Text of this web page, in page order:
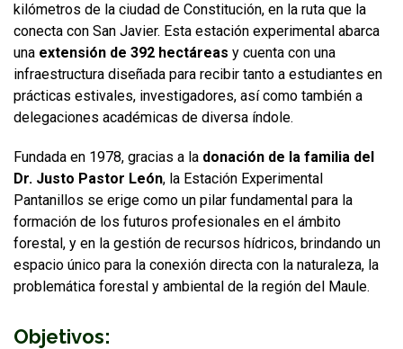
kilómetros de la ciudad de Constitución, en la ruta que la
conecta con San Javier. Esta estación experimental abarca
una extensión de 392 hectáreas y cuenta con una
infraestructura diseñada para recibir tanto a estudiantes en
prácticas estivales, investigadores, así como también a
delegaciones académicas de diversa índole.
Fundada en 1978, gracias a la donación de la familia del
Dr. Justo Pastor León, la Estación Experimental
Pantanillos se erige como un pilar fundamental para la
formación de los futuros profesionales en el ámbito
forestal, y en la gestión de recursos hídricos, brindando un
espacio único para la conexión directa con la naturaleza, la
problemática forestal y ambiental de la región del Maule.
Objetivos: